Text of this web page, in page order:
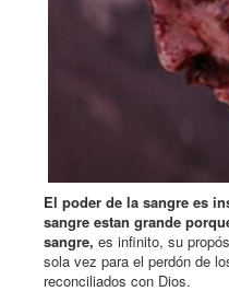
El poder de la sangre es
sangre estan grande
sangre, es infinito, su
sola vez para el perdón de
reconciliados con Dios.